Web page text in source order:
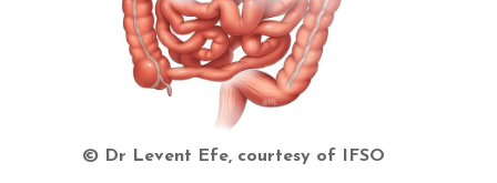
© Dr Levent Efe, courtesy of IFSO